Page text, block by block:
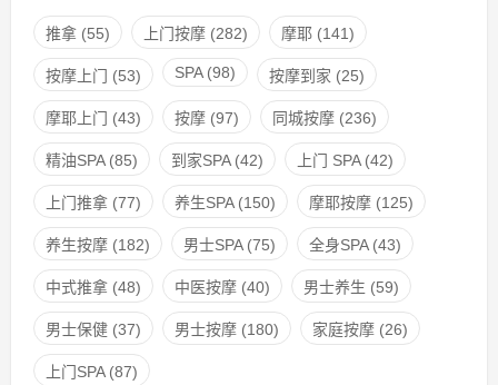
推拿(55) 上门按摩(282) 摩耶(141)
按摩上门 (53) SPA(98) 按摩到家 (25)
摩耶上门 (43) 按摩(97) 同城按摩(236)
精油SPA(85) 到家SPA(42) 上门 SPA(42)
上门推拿(77) 养生SPA(150) 摩耶按摩(125)
养生按摩(182) 男士SPA(75) 全身SPA(43)
中式推拿(48) 中医按摩(40) 男士养生 (59)
男士保健(37) 男士按摩(180) 家庭按摩(26)
上门SPA(87)